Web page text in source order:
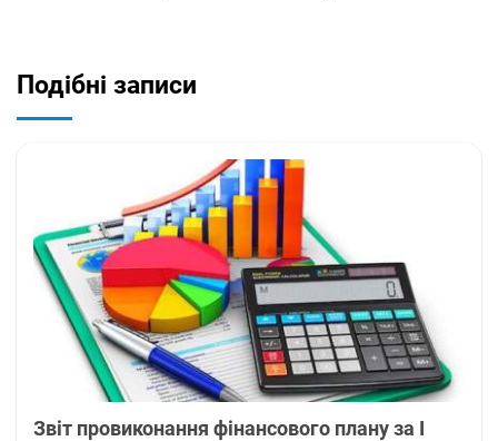
Подібні записи
Звіт провиконання фінансового плану за I